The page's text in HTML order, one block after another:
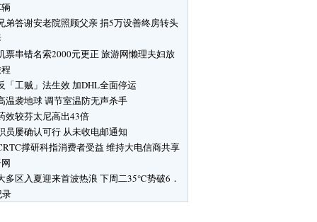
弟答谢安老院照顾父亲 捐5万设善终房转头
票串错名索2000元更正 旅游网懒理夫妇放
「工贼」法生效 加DHL全面停运
温袭地球 调节室温防无声杀手
效较芬太尼高出43倍
员屡确认可行 从未收电邮通知
撑研科指消费者受益 维持大电信商共享
多区入夏迎来首波热浪 下周二35℃势破6．
录